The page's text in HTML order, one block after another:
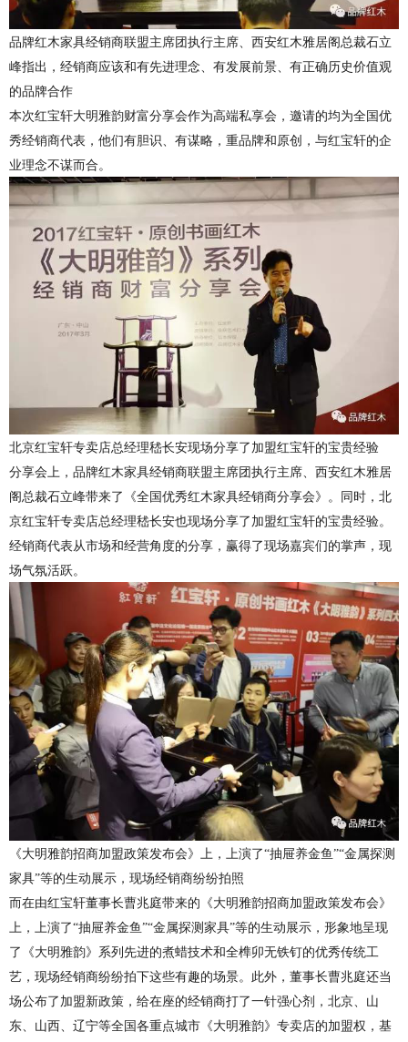
品牌红木家具经销商联盟主席团执行主席、西安红木雅居阁总裁石立
峰指出，经销商应该和有先进理念、有发展前景、有正确历史价值观
的品牌合作
本次红宝轩大明雅韵财富分享会作为高端私享会，邀请的均为全国优
秀经销商代表，他们有胆识、有谋略，重品牌和原创，与红宝轩的企
业理念不谋而合。
北京红宝轩专卖店总经理嵇长安现场分享了加盟红宝轩的宝贵经验
分享会上，品牌红木家具经销商联盟主席团执行主席、西安红木雅居
阁总裁石立峰带来了《全国优秀红木家具经销商分享会》。同时，北
京红宝轩专卖店总经理嵇长安也现场分享了加盟红宝轩的宝贵经验。
经销商代表从市场和经营角度的分享，赢得了现场嘉宾们的掌声，现
场气氛活跃。
《大明雅韵招商加盟政策发布会》上，上演了“抽屉养金鱼”“金属探测
家具”等的生动展示，现场经销商纷纷拍照
而在由红宝轩董事长曹兆庭带来的《大明雅韵招商加盟政策发布会》
上，上演了“抽屉养金鱼”“金属探测家具”等的生动展示，形象地呈现
了《大明雅韵》系列先进的煮蜡技术和全榫卯无铁钉的优秀传统工
艺，现场经销商纷纷拍下这些有趣的场景。此外，董事长曹兆庭还当
场公布了加盟新政策，给在座的经销商打了一针强心剂，北京、山
东、山西、辽宁等全国各重点城市《大明雅韵》专卖店的加盟权，基